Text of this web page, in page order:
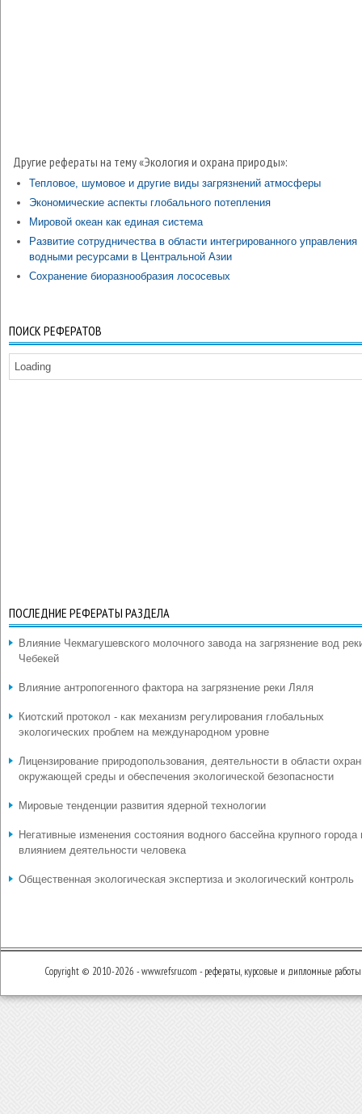
Другие рефераты на тему «Экология и охрана природы»:
Тепловое, шумовое и другие виды загрязнений атмосферы
Экономические аспекты глобального потепления
Мировой океан как единая система
Развитие сотрудничества в области интегрированного управления
водными ресурсами в Центральной Азии
Сохранение биоразнообразия лососевых
ПОИСК РЕФЕРАТОВ
Loading
ПОСЛЕДНИЕ РЕФЕРАТЫ РАЗДЕЛА
Влияние Чекмагушевского молочного завода на загрязнение вод
Чебекей
Влияние антропогенного фактора на загрязнение реки Ляля
Киотский протокол - как механизм регулирования глобальных
экологических проблем на международном уровне
Лицензирование природопользования, деятельности в области
окружающей среды и обеспечения экологической безопасности
Мировые тенденции развития ядерной технологии
Негативные изменения состояния водного бассейна крупного города
влиянием деятельности человека
Общественная экологическая экспертиза и экологический контроль
Copyright © 2010-2026 - www.refsru.com - рефераты, курсовые и дипломные работы